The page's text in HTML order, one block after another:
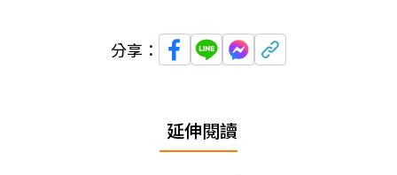
分享：
延伸閱讀